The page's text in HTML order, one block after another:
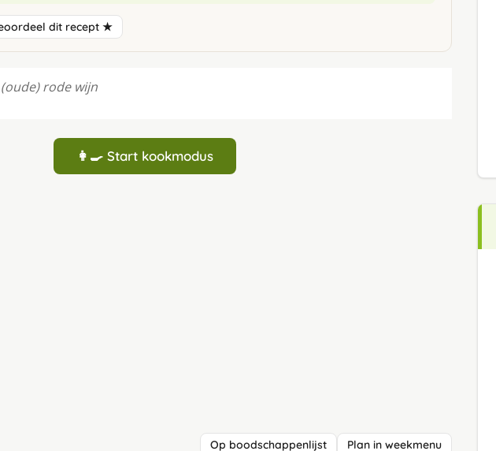
dit recept ★
rode wijn
👩‍🍳 Start kookmodus
Op boodschappenlijst Plan in weekmenu